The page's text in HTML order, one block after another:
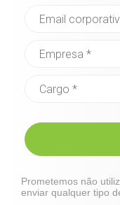
Prometemos não
enviar qualquer tipo